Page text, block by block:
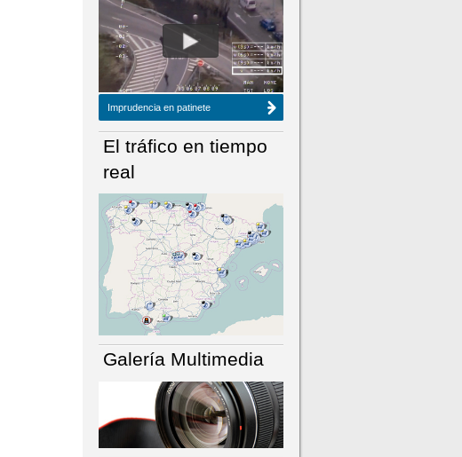
NÚMERO ACTUAL HEMEROTECA
Imprudencia en patinete
El tráfico en tiempo
real
Galería Multimedia